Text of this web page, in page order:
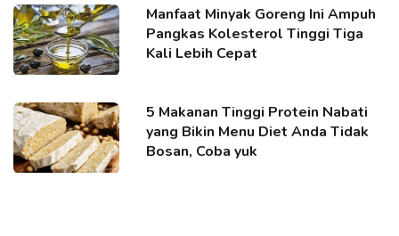
Manfaat Minyak Goreng Ini Ampuh
Pangkas Kolesterol Tinggi Tiga
Kali Lebih Cepat
5 Makanan Tinggi Protein Nabati
yang Bikin Menu Diet Anda Tidak
Bosan, Coba yuk